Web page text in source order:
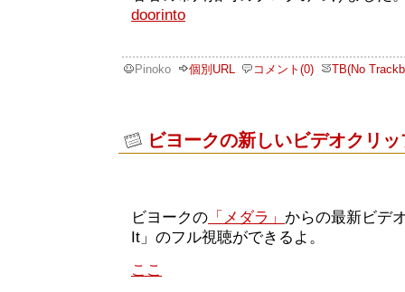
doorinto
Pinoko 個別URL コメント(0) TB(No
ビヨークの新しいビデオクリッ
ビヨークの 「メダラ」 からの最新ビデ
It」のフル視聴ができるよ。
ここ